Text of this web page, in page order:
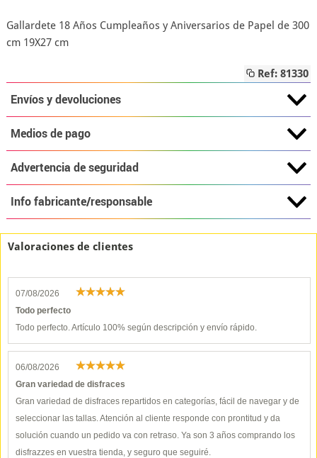
Gallardete 18 Años Cumpleaños y Aniversarios de Papel de 300
cm 19X27 cm
Ref: 81330
Envíos y devoluciones
Medios de pago
Advertencia de seguridad
Info fabricante/responsable
Valoraciones de clientes
07/08/2026
Todo perfecto
Todo perfecto. Artículo 100% según descripción y envío rápido.
06/08/2026
Gran variedad de disfraces
Gran variedad de disfraces repartidos en categorías, fácil de navegar y de
seleccionar las tallas. Atención al cliente responde con prontitud y da
solución cuando un pedido va con retraso. Ya son 3 años comprando los
disfrazzes en vuestra tienda, y seguro que seguiré.